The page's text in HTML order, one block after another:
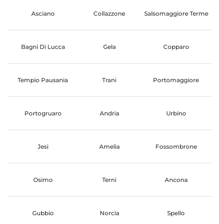
Asciano Collazzone Salsomaggiore Terme
Bagni Di Lucca Gela Copparo
Tempio Pausania Trani Portomaggiore
Portogruaro Andria Urbino
Jesi Amelia Fossombrone
Osimo Terni Ancona
Gubbio Norcia Spello